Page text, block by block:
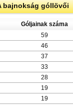
bajnokság góllövői
Góljainak száma
59
46
37
33
28
19
19